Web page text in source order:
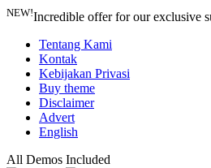
NEW!Incredible offer for our exclusive
Tentang Kami
Kontak
Kebijakan Privasi
Buy theme
Disclaimer
Advert
English
All Demos Included